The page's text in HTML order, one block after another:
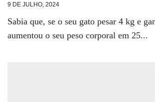
9 DE JULHO, 2024
Sabia que, se o seu gato pesar 4 kg e
aumentou o seu peso corporal em 25...